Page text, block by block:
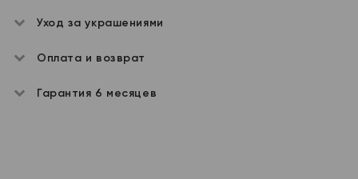
Уход за украшениями
Оплата и возврат
Гарантия 6 месяцев